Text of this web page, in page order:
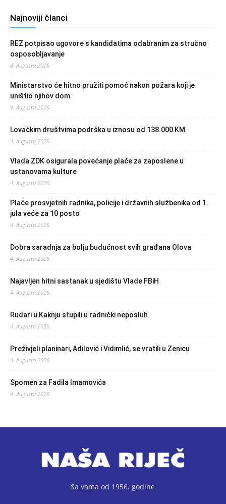
Najnoviji članci
REZ potpisao ugovore s kandidatima odabranim za stručno
osposobljavanje
4. Augusta 2026.
Ministarstvo će hitno pružiti pomoć nakon požara koji je
uništio njihov dom
4. Augusta 2026.
Lovačkim društvima podrška u iznosu od 138.000 KM
4. Augusta 2026.
Vlada ZDK osigurala povećanje plaće za zaposlene u
ustanovama kulture
4. Augusta 2026.
Plaće prosvjetnih radnika, policije i državnih službenika od 1.
jula veće za 10 posto
4. Augusta 2026.
Dobra saradnja za bolju budućnost svih građana Olova
4. Augusta 2026.
Najavljen hitni sastanak u sjedištu Vlade FBiH
4. Augusta 2026.
Rudari u Kaknju stupili u radnički neposluh
4. Augusta 2026.
Preživjeli planinari, Adilović i Vidimlić, se vratili u Zenicu
4. Augusta 2026.
Spomen za Fadila Imamovića
4. Augusta 2026.
Sa vama od 1956. godine